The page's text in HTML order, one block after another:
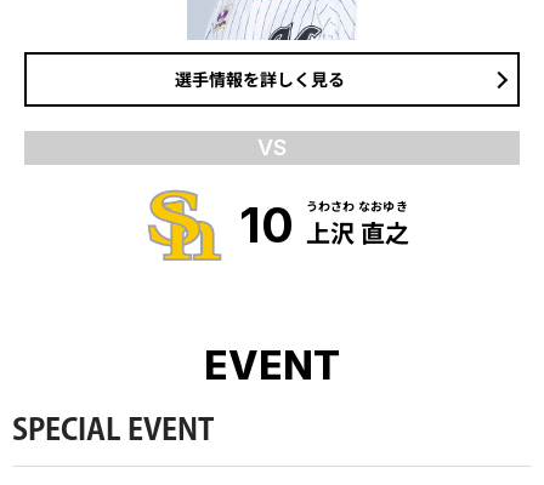
選手情報を詳しく見る
VS
10 上沢 直之
うわさわ なおゆき
EVENT
SPECIAL EVENT